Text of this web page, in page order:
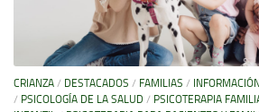
CRIANZA / DESTACADOS / FAMILIAS /
/ PSICOLOGÍA DE LA SALUD / PSICOTERAPIA